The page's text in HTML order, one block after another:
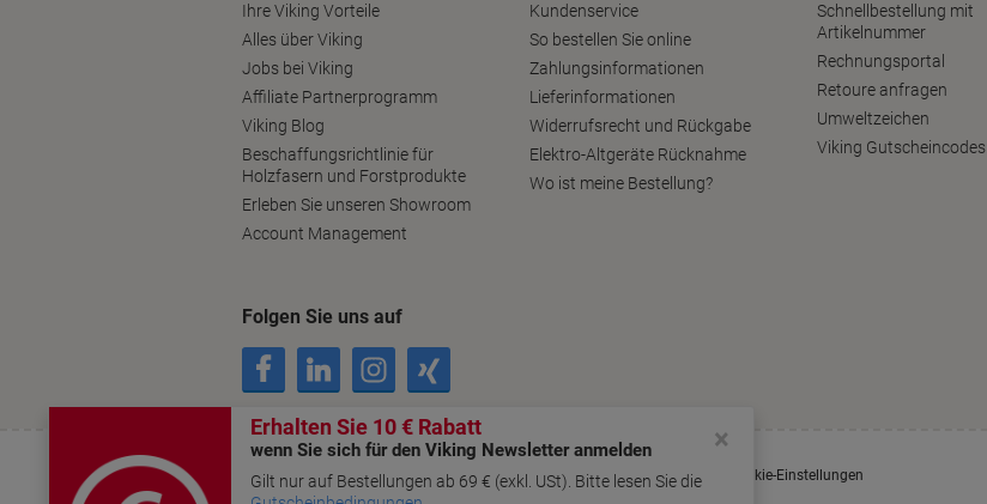
Ihre Viking Vorteile
Alles über Viking
Jobs bei Viking
Affiliate Partnerprogramm
Viking Blog
Beschaffungsrichtlinie für
Holzfasern und Forstprodukte
Erleben Sie unseren Showroom
Account Management
Kundenservice
So bestellen Sie online
Zahlungsinformationen
Lieferinformationen
Widerrufsrecht und Rückgabe
Elektro-Altgeräte Rücknahme
Wo ist meine Bestellung?
Schnellbestellung mit
Artikelnummer
Rechnungsportal
Retoure anfragen
Umweltzeichen
Viking Gutscheincodes
Folgen Sie uns auf
AGB Datenschutzerklärung Cookie Erklärung Batteriegesetz
Cookie-Einstellungen
© 2000–2026 Viking. Alle Rechte vorbehalten
×